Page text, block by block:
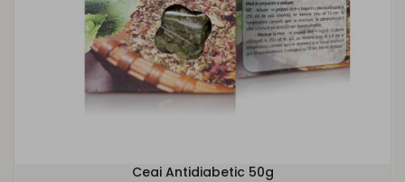
Ceai Antidiabetic 50g